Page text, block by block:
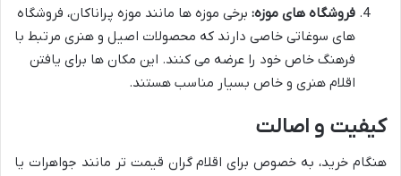
فروشگاه های موزه: برخی موزه ها مانند موزه پراناکان، فروشگاه
های سوغاتی خاصی دارند که محصولات اصیل و هنری مرتبط با
فرهنگ خاص خود را عرضه می کنند. این مکان ها برای یافتن
اقلام هنری و خاص بسیار مناسب هستند.
کیفیت و اصالت
هنگام خرید، به خصوص برای اقلام گران قیمت تر مانند جواهرات یا